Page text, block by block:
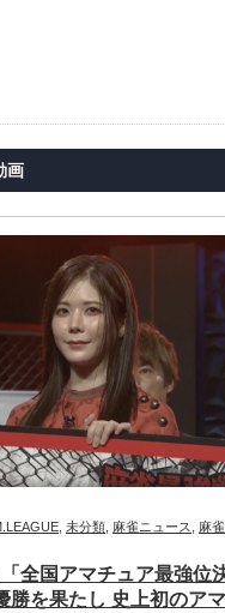
画
未分類 麻雀ニュース 麻
全国アマチュア最強位
勝を果たし 史上初のア